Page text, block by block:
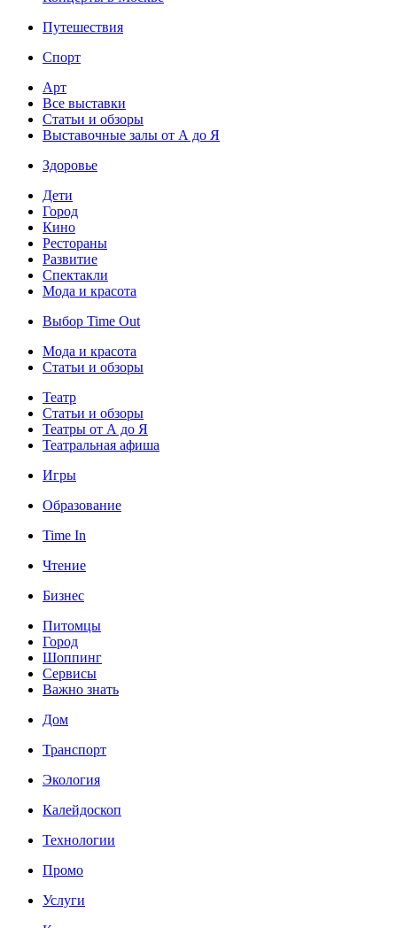
Путешествия
Спорт
Арт
Все выставки
Статьи и обзоры
Выставочные залы от А до Я
Здоровье
Дети
Город
Кино
Рестораны
Развитие
Спектакли
Мода и красота
Выбор Time Out
Мода и красота
Статьи и обзоры
Театр
Статьи и обзоры
Театры от А до Я
Театральная афиша
Игры
Образование
Time In
Чтение
Бизнес
Питомцы
Город
Шоппинг
Сервисы
Важно знать
Дом
Транспорт
Экология
Калейдоскоп
Технологии
Промо
Услуги